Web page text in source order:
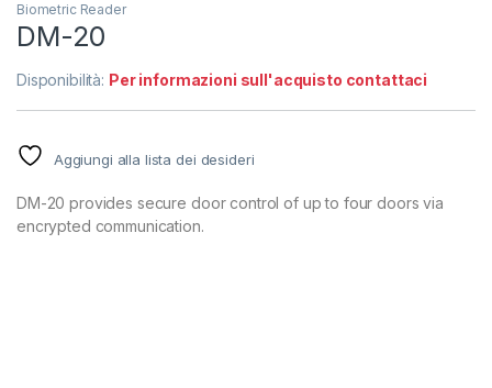
Biometric Reader
DM-20
Disponibilità: Per informazioni sull'acquisto contattaci
Aggiungi alla lista dei desideri
DM-20 provides secure door control of up to four doors via
encrypted communication.